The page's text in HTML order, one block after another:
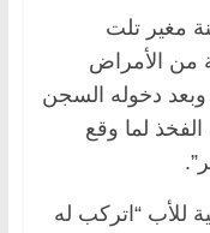
“ووالد عنده 64 سنة مغير تلت
من الأمراض
دخوله السجن
لما وقع
للأب “اتركب له